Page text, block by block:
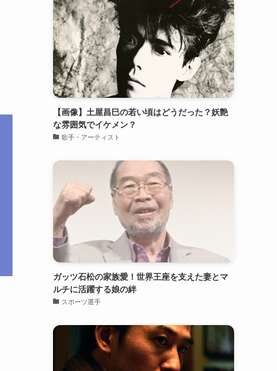
【画像】土屋昌巳の若い頃はどうだった？妖艶
な雰囲気でイケメン？
歌手・アーティスト
ガッツ石松の家族愛！世界王座を支えた妻とマ
ルチに活躍する娘の絆
スポーツ選手